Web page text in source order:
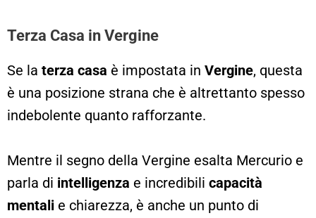
Terza Casa in Vergine
Se la terza casa è impostata in Vergine, questa
è una posizione strana che è altrettanto spesso
indebolente quanto rafforzante.
Mentre il segno della Vergine esalta Mercurio e
parla di intelligenza e incredibili capacità
mentali e chiarezza, è anche un punto di